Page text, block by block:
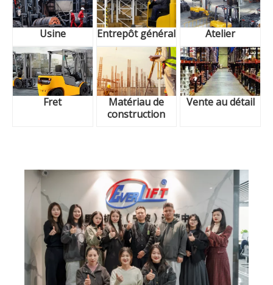
Usine Entrepôt général Atelier
Fret
Matériau de
construction
Vente au détail